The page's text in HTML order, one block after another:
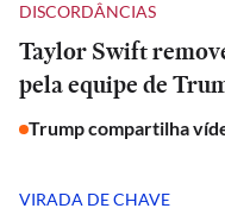
DISCORDÂNCIAS
Taylor Swift
pela equipe de
Trump compartilha
VIRADA DE CHAVE